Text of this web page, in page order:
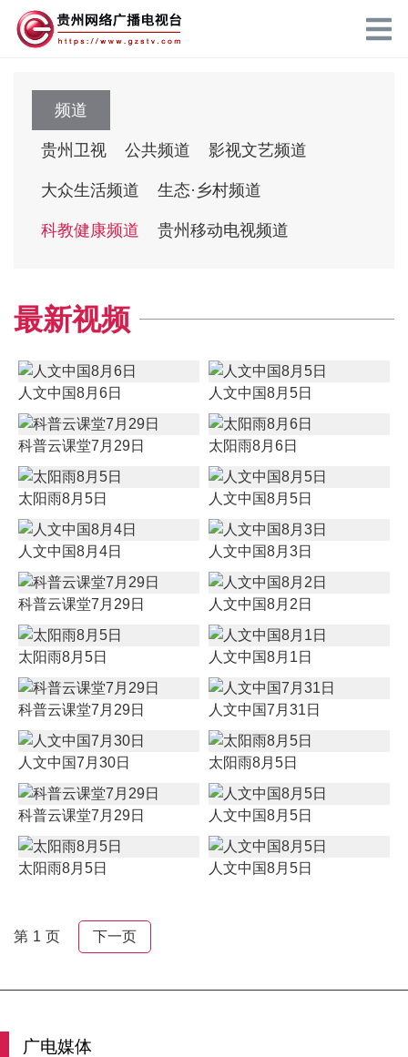
频道
贵州卫视 公共频道 影视文艺频道
大众生活频道 生态·乡村频道
科教健康频道 贵州移动电视频道
最新视频
人文中国8月6日 人文中国8月5日
科普云课堂7月29日 太阳雨8月6日
太阳雨8月5日 人文中国8月5日
人文中国8月4日 人文中国8月3日
科普云课堂7月29日 人文中国8月2日
太阳雨8月5日 人文中国8月1日
科普云课堂7月29日 人文中国7月31日
人文中国7月30日 太阳雨8月5日
科普云课堂7月29日 人文中国8月5日
太阳雨8月5日 人文中国8月5日
第 1 页 下一页
广电媒体